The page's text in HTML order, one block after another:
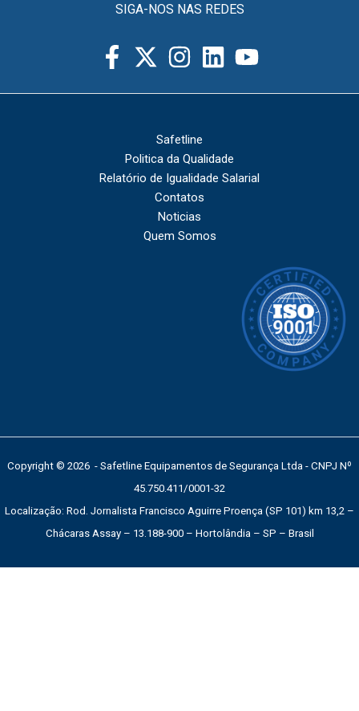
SIGA-NOS NAS REDES
Safetline
Politica da Qualidade
Relatório de Igualidade Salarial
Contatos
Noticias
Quem Somos
Copyright © 2026 - Safetline Equipamentos de Segurança Ltda - CNPJ Nº
45.750.411/0001-32
Localização: Rod. Jornalista Francisco Aguirre Proença (SP 101) km 13,2 –
Chácaras Assay – 13.188-900 – Hortolândia – SP – Brasil